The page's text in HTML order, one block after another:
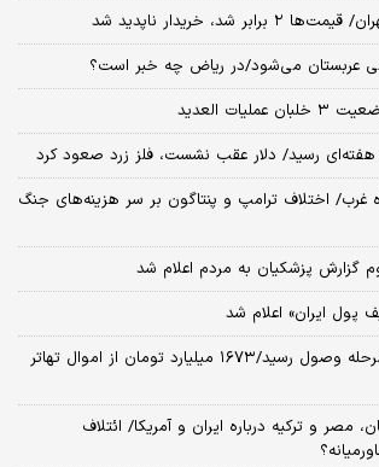
شد، خریدار ناپدید شد
عربستان می‌شود/در ریاض چه خبر است؟
العدید
غرب/ اختلاف ترامپ و پنتاگون بر سر هزینه‌های جنگ
پزشکیان به مردم اعلام شد
پول ایران» اعلام شد
پرونده تراستی‌ها به مرحله وصول رسید/۱۶۷۳ میلیارد تومان از اموال تهاتر
مصر و ترکیه درباره ایران و آمریکا/ ائتلاف